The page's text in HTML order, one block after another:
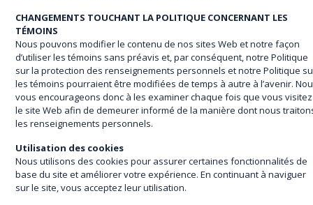
CHANGEMENTS TOUCHANT LA POLITIQUE CONCERNANT LES
TÉMOINS
Nous pouvons modifier le contenu de nos sites Web et notre façon
d’utiliser les témoins sans préavis et, par conséquent, notre Politique
sur la protection des renseignements personnels et notre Politique
les témoins pourraient être modifiées de temps à autre à l’avenir.
vous encourageons donc à les examiner chaque fois que vous visitez
le site Web afin de demeurer informé de la manière dont nous
les renseignements personnels.
Utilisation des cookies
Nous utilisons des cookies pour assurer certaines fonctionnalités de
base du site et améliorer votre expérience. En continuant à naviguer
sur le site, vous acceptez leur utilisation.